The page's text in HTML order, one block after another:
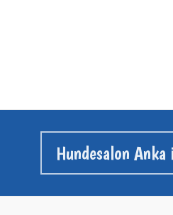
Hundesalon